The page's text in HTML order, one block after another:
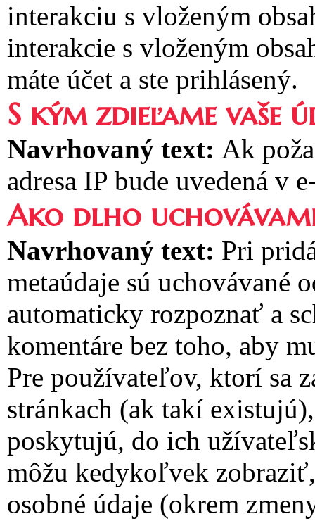
interakciu s vloženým
interakcie s vloženým
máte účet a ste prihlásený.
S kým zdieľame vaše
Navrhovaný text: Ak
adresa IP bude uvedená v
Ako dlho
Navrhovaný text: Pri
metaúdaje sú uchovávané
automaticky rozpoznať a
komentáre bez toho, aby
Pre používateľov, ktorí sa
stránkach (ak takí
poskytujú, do ich
môžu kedykoľvek
osobné údaje (okrem